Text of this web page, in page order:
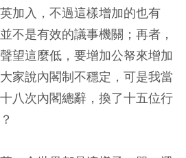
加入，不過這樣增加的也有
不是有效的議事機關；再者，
望這麼低，要增加公帑來增加
家說內閣制不穩定，可是我當
八次內閣總辭，換了十五位行